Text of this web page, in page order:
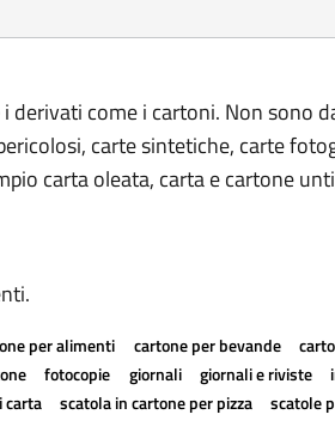
come i cartoni. Non sono
carte sintetiche, carte
carta oleata, carta e cartone
per alimenti cartone per bevande
fotocopie giornali giornali e riviste
carta scatola in cartone per pizza scatole